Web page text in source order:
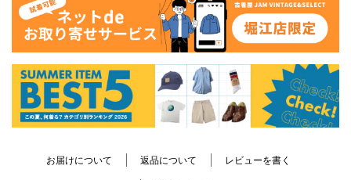
お届けについて 返品について レビューを書く